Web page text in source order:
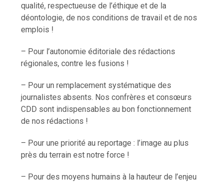
qualité, respectueuse de l’éthique et de la
déontologie, de nos conditions de travail et de nos
emplois !
– Pour l’autonomie éditoriale des rédactions
régionales, contre les fusions !
– Pour un remplacement systématique des
journalistes absents. Nos confrères et consœurs
CDD sont indispensables au bon fonctionnement
de nos rédactions !
– Pour une priorité au reportage : l’image au plus
près du terrain est notre force !
– Pour des moyens humains à la hauteur de l’enjeu